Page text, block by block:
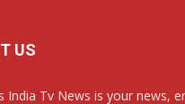
US
India Tv News is your news,